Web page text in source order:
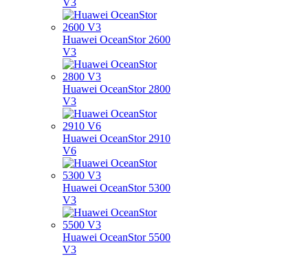
V3
Huawei OceanStor 2600
V3
Huawei OceanStor 2800
V3
Huawei OceanStor 2910
V6
Huawei OceanStor 5300
V3
Huawei OceanStor 5500
V3